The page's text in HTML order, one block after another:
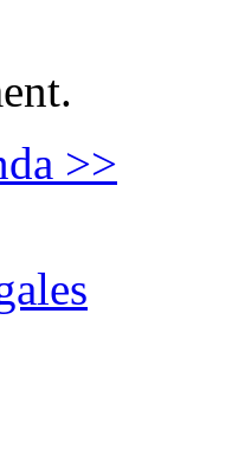
>>